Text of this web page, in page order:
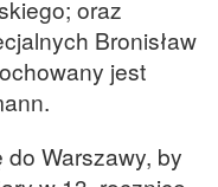
oraz
Bronisław
jest
Warszawy, by